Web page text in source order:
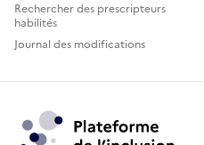
Rechercher des prescripteurs
habilités
Journal des modifications